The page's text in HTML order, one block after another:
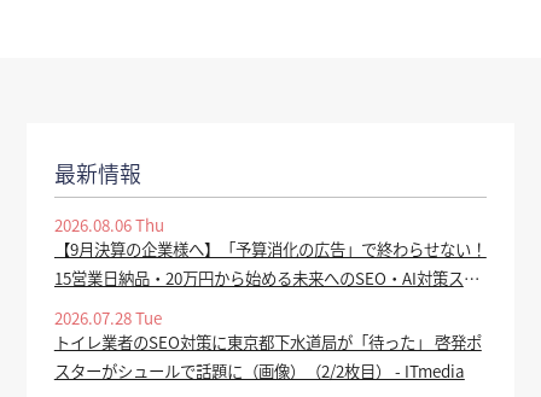
最新情報
2026.08.06 Thu
【9月決算の企業様へ】「予算消化の広告」で終わらせない！
15営業日納品・20万円から始める未来へのSEO・AI対策スタ
2026.07.28 Tue
トイレ業者のSEO対策に東京都下水道局が「待った」 啓発ポ
スターがシュールで話題に（画像）（2/2枚目） - ITmedia